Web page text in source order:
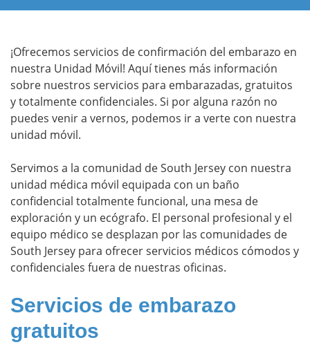
¡Ofrecemos servicios de confirmación del embarazo en
nuestra Unidad Móvil! Aquí tienes más información
sobre nuestros servicios para embarazadas, gratuitos
y totalmente confidenciales. Si por alguna razón no
puedes venir a vernos, podemos ir a verte con nuestra
unidad móvil.
Servimos a la comunidad de South Jersey con nuestra
unidad médica móvil equipada con un baño
confidencial totalmente funcional, una mesa de
exploración y un ecógrafo. El personal profesional y el
equipo médico se desplazan por las comunidades de
South Jersey para ofrecer servicios médicos cómodos y
confidenciales fuera de nuestras oficinas.
Servicios de embarazo
gratuitos